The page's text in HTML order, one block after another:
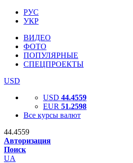
РУС
УКР
ВИДЕО
ФОТО
ПОПУЛЯРНЫЕ
СПЕЦПРОЕКТЫ
USD
USD 44.4559
EUR 51.2598
Все курсы валют
44.4559
Авторизация
Поиск
UA